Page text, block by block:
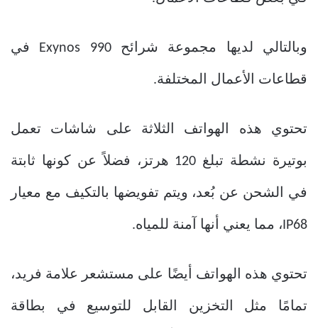
وبالتالي لديها مجموعة شرائح Exynos 990 في
قطاعات الأعمال المختلفة.
تحتوي هذه الهواتف الثلاثة على شاشات تعمل
بوتيرة نشطة تبلغ 120 هرتز، فضلاً عن كونها ثابتة
في الشحن عن بُعد، ويتم تفويضها بالتكيف مع معيار
IP68، مما يعني أنها آمنة للمياه.
تحتوي هذه الهواتف أيضًا على مستشعر علامة فريد،
تمامًا مثل التخزين القابل للتوسيع في بطاقة